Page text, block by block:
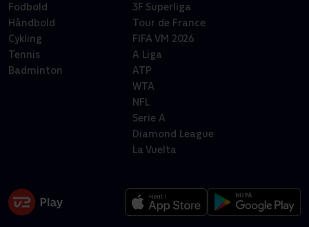
Fodbold
Håndbold
Cykling
Tennis
Badminton
3F Superliga
Tour de France
FIFA VM 2026
A Liga
ATP
WTA
NFL
Serie A
Diamond League
La Vuelta